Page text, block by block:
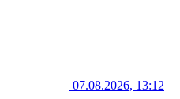
07.08.2026, 13:12